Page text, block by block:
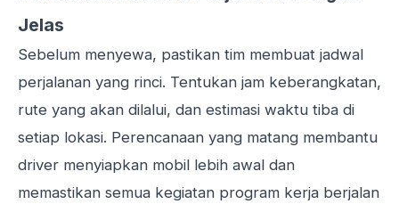
Jelas
Sebelum menyewa, pastikan tim membuat jadwal
perjalanan yang rinci. Tentukan jam keberangkatan,
rute yang akan dilalui, dan estimasi waktu tiba di
setiap lokasi. Perencanaan yang matang membantu
driver menyiapkan mobil lebih awal dan
memastikan semua kegiatan program kerja berjalan